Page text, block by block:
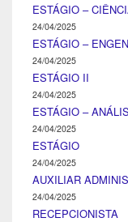
ESTÁGIO –
24/04/2025
ESTÁGIO –
24/04/2025
ESTÁGIO II
24/04/2025
ESTÁGIO –
24/04/2025
ESTÁGIO
24/04/2025
AUXILIAR
24/04/2025
RECEPCIONISTA